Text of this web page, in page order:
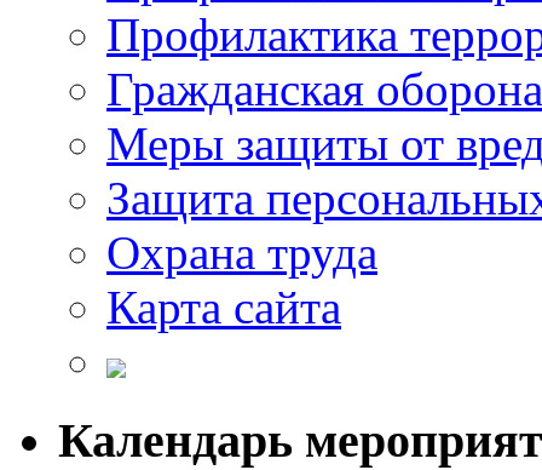
Профилактика
Гражданская оборона
Меры защиты от
Защита
Охрана труда
Карта сайта
Календарь